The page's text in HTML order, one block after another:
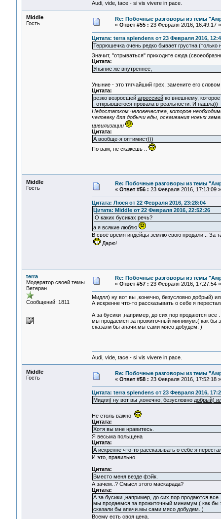
Audi, vide, tace - si vis vivere in pace.
Middle
Гость
Re: Побочные разговоры из темы
« Ответ #55 : 23 Февраля 2016, 16:49:17 »
Цитата: terra splendens от 23 Февраля 2016,
Террюшечка очень редко бывает грустна
Значит, "отрываться" приходите сюда
Цитата:
Уныние же внутреннее,
Уныние - это тягчайший грех, замените его
Цитата:
резко возросшей агрессиейко внешнему, которое
, открывшегося провала в реальности. И нашла))
Недостатком человечества, которое
человеку для добычи еды, осваивания новых
цивилизации
Цитата:
А вообще-я оптимист)))
По вам, не скажешь ..
Middle
Гость
Re: Побочные разговоры из темы
« Ответ #56 : 23 Февраля 2016, 17:13:09 »
Цитата: Люся от 22 Февраля 2016, 23:28:04
Цитата: Middle от 22 Февраля 2016, 22:52:26
О каких бусиках речь?
а я всякие люблю
В своё время индейцы землю свою продали .. За
Дарю!
terra
Модератор своей темы
Ветеран
Сообщений: 1811
Re: Побочные разговоры из темы
« Ответ #57 : 23 Февраля 2016, 17:27:54 »
Мидлл) ну вот вы ,конечно, безусловно добрый)
А искренне что-то рассказывать о себе я
А за бусики ,например, до сих пор продаются
мы продаемся за прожиточный минимум.( как бы
сказали бы апачи.мы сами мясо добудем. )
Audi, vide, tace - si vis vivere in pace.
Middle
Гость
Re: Побочные разговоры из темы
« Ответ #58 : 23 Февраля 2016, 17:52:18 »
Цитата: terra splendens от 23 Февраля 2016,
Мидлл) ну вот вы ,конечно, безусловно добрый)
Не столь важно
Цитата:
Хотя вы мне нравитесь.
Я весьма польщена
Цитата:
А искренне что-то рассказывать о себе я
И это, правильно.
Цитата:
Вместо меня везде фэйк.
А зачем..? Смысл этого маскарада?
Цитата:
А за бусики ,например, до сих пор продаются
мы продаемся за прожиточный минимум.( как бы
сказали бы апачи.мы сами мясо добудем. )
Всему есть своя цена.